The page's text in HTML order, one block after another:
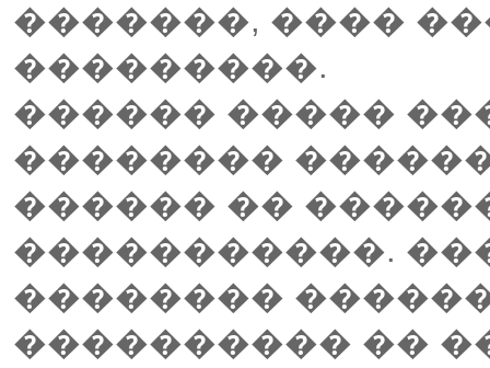
�������, ����
���������.
������ �����
��������
������ ��
�����������.
��������
���������� ��